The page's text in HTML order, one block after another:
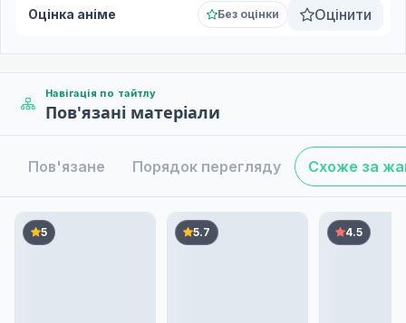
Оцінка аніме Без оцінки Оцінити
Навігація по тайтлу
Пов'язані матеріали
Пов'язане Порядок перегляду Схоже за
5 5.7 4.5